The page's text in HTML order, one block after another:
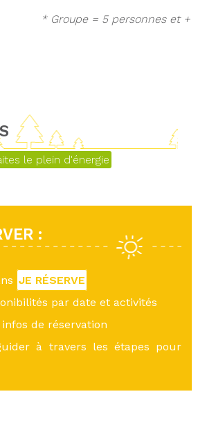
* Groupe = 5 personnes et +
le plein d'énergie
:
JE RÉSERVE
par date et activités
de réservation
à travers les étapes pour